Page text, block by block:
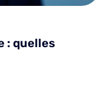
: quelles